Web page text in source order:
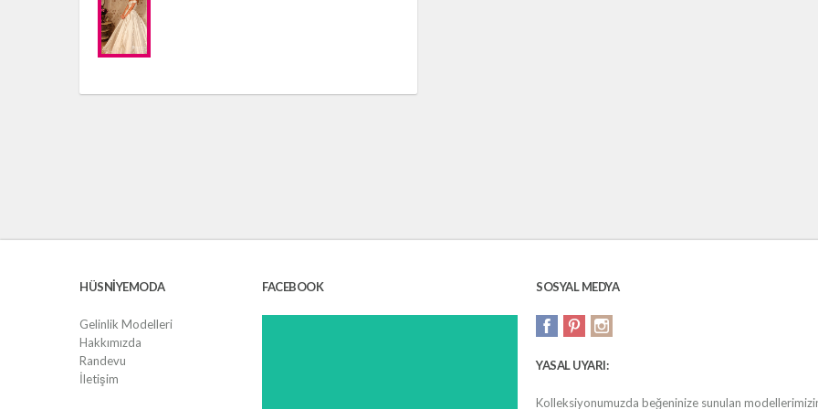
HÜSNIYEMODA
Gelinlik Modelleri
Hakkımızda
Randevu
İletişim
FACEBOOK SOSYAL MEDYA
YASAL UYARI:
Kolleksiyonumuzda beğeninize sunulan